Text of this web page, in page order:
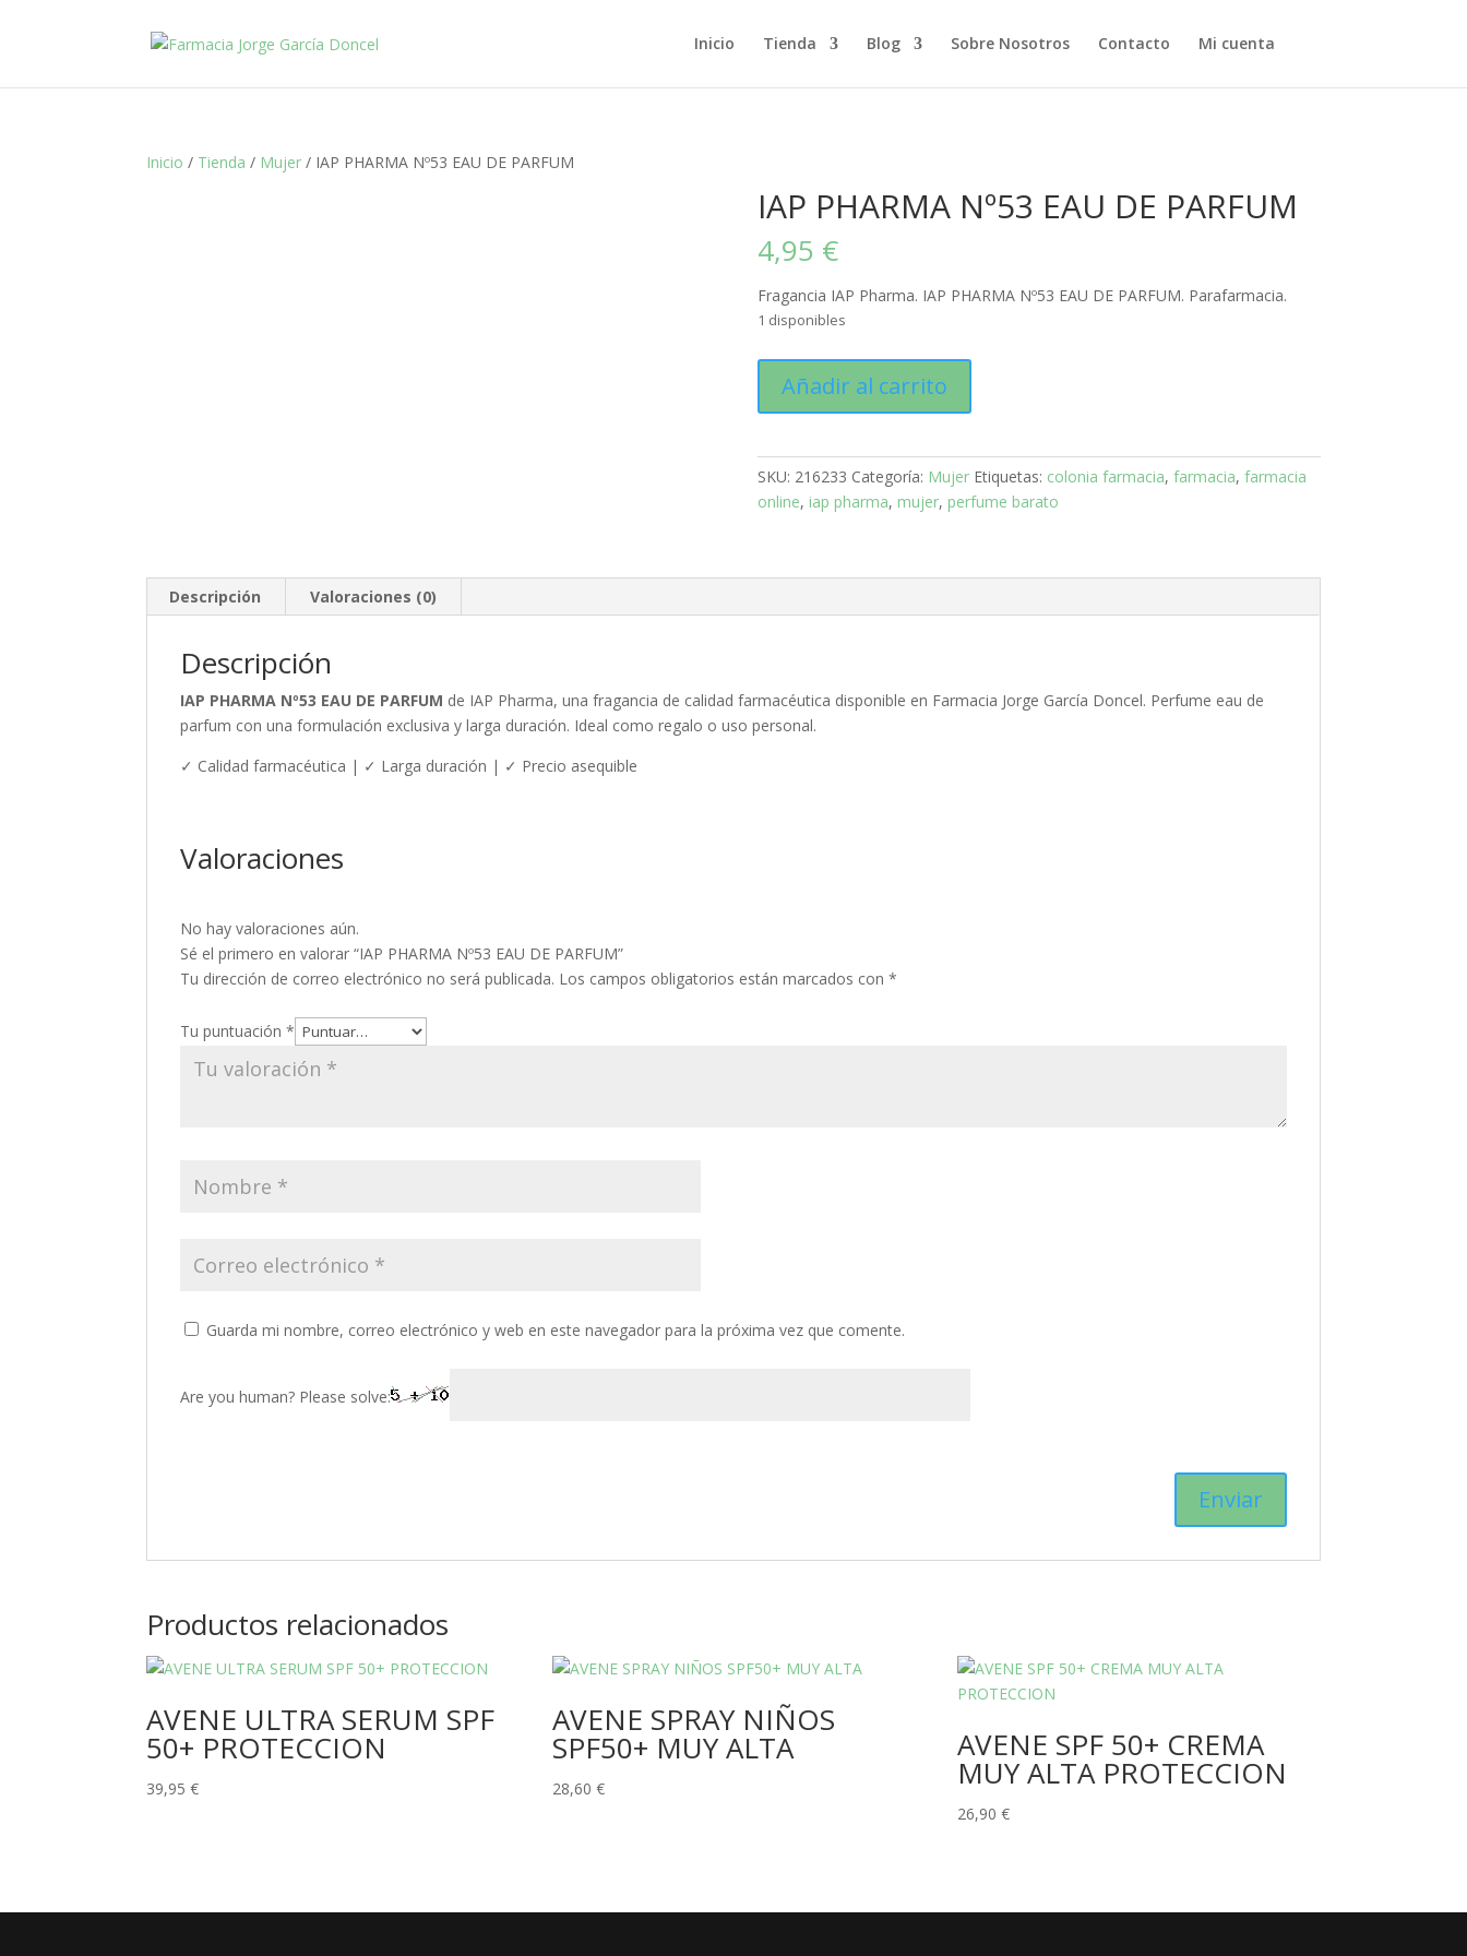
Inicio Tienda Blog Sobre Nosotros Contacto Mi cuenta
Inicio / Tienda / Mujer / IAP PHARMA Nº53 EAU DE PARFUM
IAP PHARMA Nº53 EAU DE PARFUM
4,95 €
Fragancia IAP Pharma. IAP PHARMA Nº53 EAU DE PARFUM. Parafarmacia.
1 disponibles
PHARMA
Nº53
DE
PARFUM
Añadir al carrito
SKU: 216233 Categoría: Mujer Etiquetas: colonia farmacia, farmacia, farmacia
online, iap pharma, mujer, perfume barato
Descripción Valoraciones (0)
Descripción
IAP PHARMA Nº53 EAU DE PARFUM de IAP Pharma, una fragancia de calidad farmacéutica disponible en Farmacia Jorge García Doncel. Perfume eau de
parfum con una formulación exclusiva y larga duración. Ideal como regalo o uso personal.
✓ Calidad farmacéutica | ✓ Larga duración | ✓ Precio asequible
Valoraciones
No hay valoraciones aún.
Sé el primero en valorar “IAP PHARMA Nº53 EAU DE PARFUM”
Tu dirección de correo electrónico no será publicada. Los campos obligatorios están marcados con*
Tu puntuación*
Guarda mi nombre, correo electrónico y web en este navegador para la próxima vez que comente.
Are you human? Please solve:
Productos relacionados
AVENE ULTRA SERUM SPF
50+ PROTECCION
39,95€
AVENE SPRAY NIÑOS
SPF50+ MUY ALTA
28,60 €
AVENE SPF 50+ CREMA
MUY ALTA PROTECCION
26,90€